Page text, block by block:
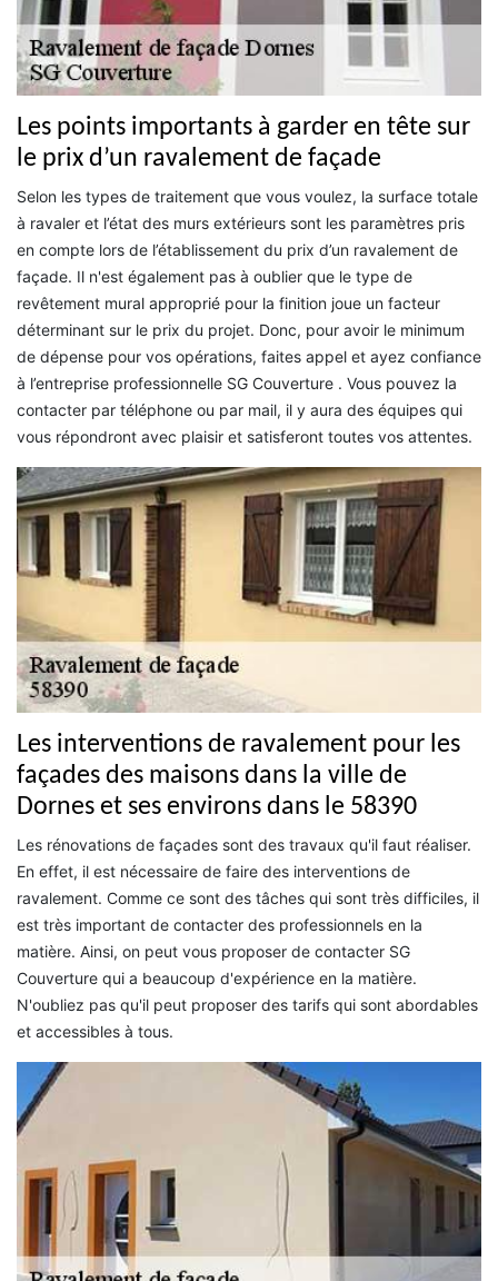
Les points importants à garder en tête sur
le prix d’un ravalement de façade
Selon les types de traitement que vous voulez, la surface totale
à ravaler et l’état des murs extérieurs sont les paramètres pris
en compte lors de l’établissement du prix d’un ravalement de
façade. Il n'est également pas à oublier que le type de
revêtement mural approprié pour la finition joue un facteur
déterminant sur le prix du projet. Donc, pour avoir le minimum
de dépense pour vos opérations, faites appel et ayez confiance
à l’entreprise professionnelle SG Couverture . Vous pouvez la
contacter par téléphone ou par mail, il y aura des équipes qui
vous répondront avec plaisir et satisferont toutes vos attentes.
Les interventions de ravalement pour les
façades des maisons dans la ville de
Dornes et ses environs dans le 58390
Les rénovations de façades sont des travaux qu'il faut réaliser.
En effet, il est nécessaire de faire des interventions de
ravalement. Comme ce sont des tâches qui sont très difficiles, il
est très important de contacter des professionnels en la
matière. Ainsi, on peut vous proposer de contacter SG
Couverture qui a beaucoup d'expérience en la matière.
N'oubliez pas qu'il peut proposer des tarifs qui sont abordables
et accessibles à tous.